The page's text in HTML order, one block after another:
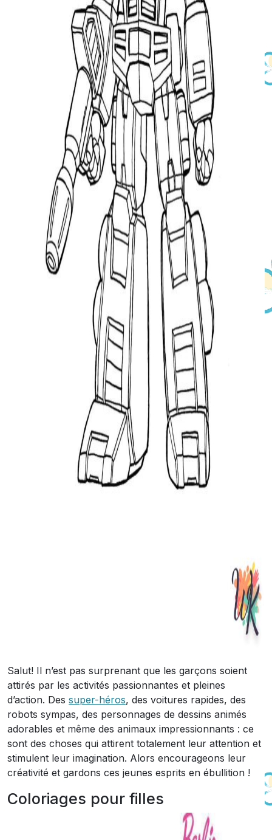
Salut! Il n’est pas surprenant que les garçons soient
attirés par les activités passionnantes et pleines
d’action. Des super-héros, des voitures rapides, des
robots sympas, des personnages de dessins animés
adorables et même des animaux impressionnants : ce
sont des choses qui attirent totalement leur attention et
stimulent leur imagination. Alors encourageons leur
créativité et gardons ces jeunes esprits en ébullition !
Coloriages pour filles